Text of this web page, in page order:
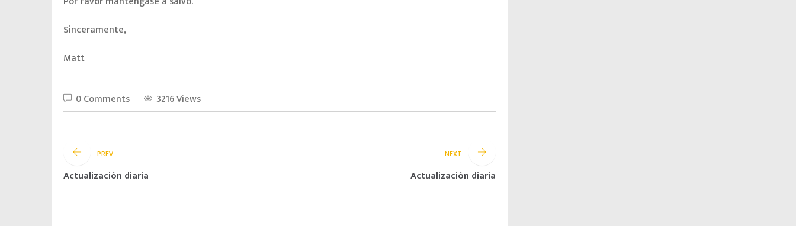
Sinceramente,
Matt
0 Comments 3216 Views
PREV
Actualización diaria
NEXT
Actualización diaria